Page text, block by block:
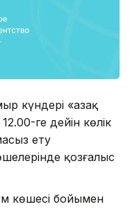
күндері «Қазақ
ге дейін көлік
ету
қозғалыс
көшесі бойымен